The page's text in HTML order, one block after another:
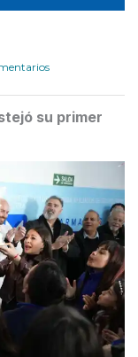
su primer